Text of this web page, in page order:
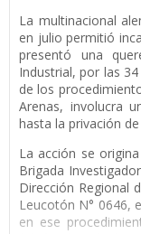
La multinacional
en julio permitió
presentó una
Industrial, por las
de los
Arenas, involucra
hasta la privación
La acción se
Brigada
Dirección Regional
Leucotón N° 0646,
en ese